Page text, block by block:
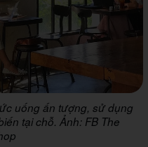
uống ấn tượng, sử dụng
tại chỗ. Ảnh: FB The